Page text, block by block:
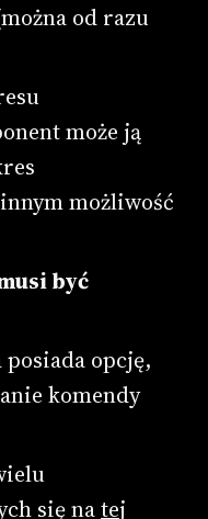
od razu
może ją
możliwość
być
opcję,
komendy
się natej